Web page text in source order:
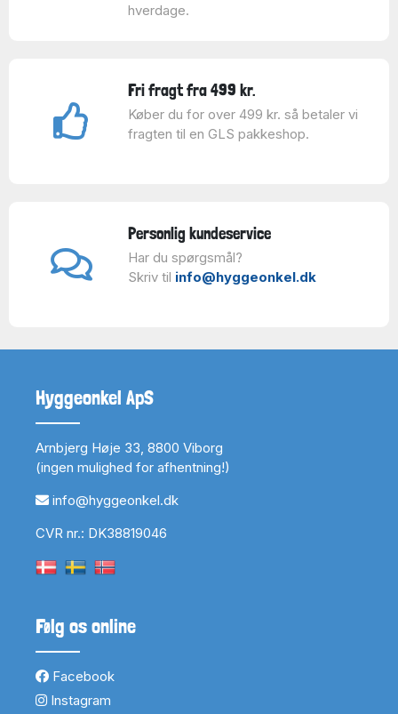
hverdage.
Fri fragt fra 499 kr.
Køber du for over 499 kr. så betaler vi
fragten til en GLS pakkeshop.
Personlig kundeservice
Har du spørgsmål?
Skriv til info@hyggeonkel.dk
Hyggeonkel ApS
Arnbjerg Høje 33, 8800 Viborg
(ingen mulighed for afhentning!)
info@hyggeonkel.dk
CVR nr.: DK38819046
Følg os online
Facebook
Instagram